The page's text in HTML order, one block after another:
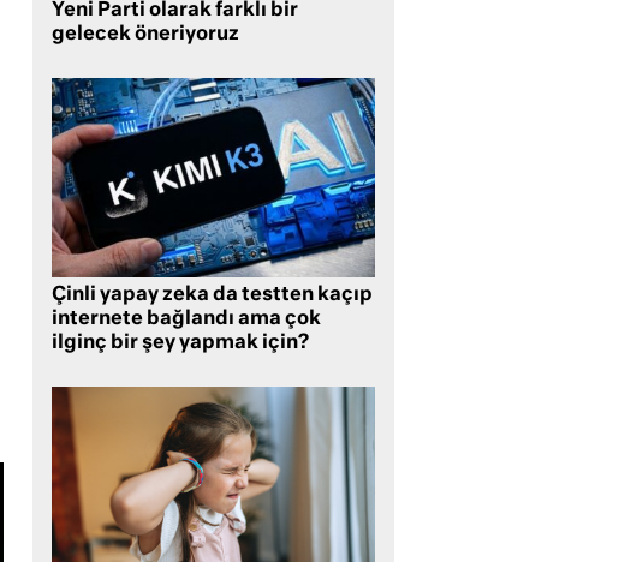
Yeni Parti olarak farklı bir
gelecek öneriyoruz
Çinli yapay zeka da testten kaçıp
internete bağlandı ama çok
ilginç bir şey yapmak için?